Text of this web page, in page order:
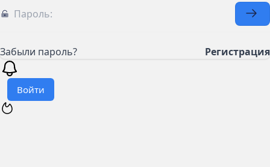
Регистрация
Забыли пароль?
Войти